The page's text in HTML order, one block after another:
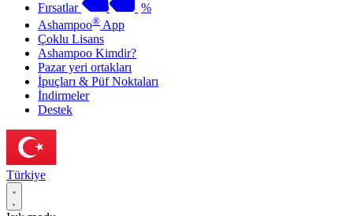
Fırsatlar
%
Ashampoo® App
Çoklu Lisans
Ashampoo Kimdir?
Pazar yeri ortakları
İpuçları & Püf Noktaları
İndirmeler
Destek
Türkiye